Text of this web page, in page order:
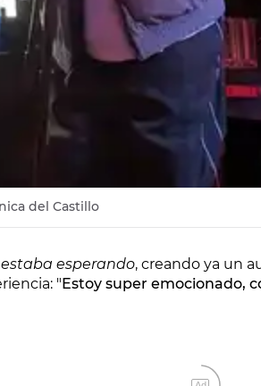
del Castillo
estaba esperando, creando ya un
"Estoy super emocionado,